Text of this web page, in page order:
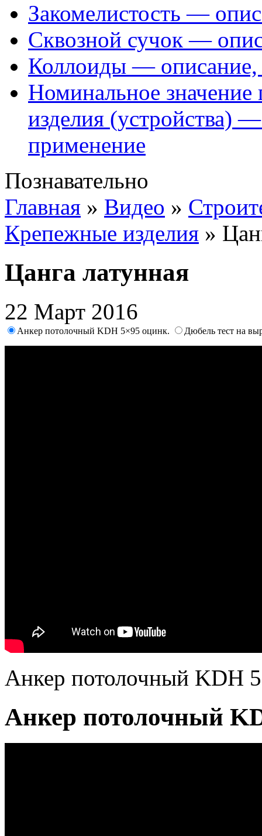
Закомелистость —
Сквозной сучок —
Коллоиды — описание,
Номинальное значение
изделия (устройства)
применение
Познавательно
Главная » Видео »
Крепежные изделия »
Цанга латунная
22 Март 2016
Анкер потолочный KDН 5×95 оцинк. Дюбель тест на
Анкер потолочный KDН
Анкер потолочный